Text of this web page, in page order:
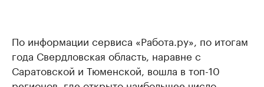
По информации сервиса «Работа.ру», по итогам
года Свердловская область, наравне с
Саратовской и Тюменской, вошла в топ-10